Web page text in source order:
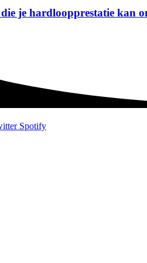
je hardloopprestatie kan
Spotify